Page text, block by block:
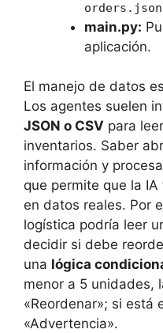
orders.json
main.py:
aplicación.
El manejo de datos
Los agentes suelen
JSON o CSV para
inventarios. Saber
información y
que permite que la
en datos reales. Por
logística podría leer
decidir si debe
una lógica
menor a 5 unidades,
«Reordenar»; si está
«Advertencia».